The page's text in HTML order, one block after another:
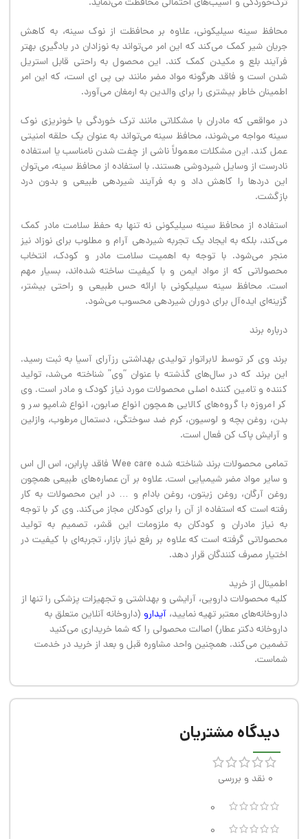
محافظ سینه سیلیکونی، علاوه بر محافظت از نوک سینه، به کاهش
جریان شیر کمک می‌کند که این امر می‌تواند به نوزادان در یادگیری بهتر
فرآیند بلع و مکیدن کمک کند. این محصول به راحتی قابل استریل
شدن است و فاقد هرگونه مواد مضر مانند بی پی ای است، که این امر
اطمینان خاطر بیشتری را برای والدین به ارمغان می‌آورد.
در مواقعی که مادران با مشکلاتی مانند ترک خوردگی یا خونریزی نوک
سینه مواجه می‌شوند، محافظ سینه می‌تواند به عنوان یک حلقه امنیتی
عمل کند. این مشکلات معمولاً ناشی از چفت شدن نامناسب یا استفاده
نادرست از وسایل شیردوشی هستند. با استفاده از محافظ سینه، می‌توان
این دردها را کاهش داد و به فرآیند شیردهی طبیعی و بدون درد
بازگشت.
استفاده از محافظ سینه سیلیکونی نه تنها به حفظ سلامت مادر کمک
می‌کند، بلکه به ایجاد یک تجربه شیردهی آرام و مطلوب برای نوزاد نیز
منجر می‌شود. با توجه به اهمیت سلامت مادر و کودک، انتخاب
محصولاتی که از مواد ایمن و با کیفیت ساخته شده‌اند، بسیار مهم
است. محافظ سینه سیلیکونی با ارائه حس طبیعی و راحتی بیشتر،
گزینه‌ای ایده‌آل برای دوران شیردهی محسوب می‌شود.
درباره برند
برند وی کر توسط لابراتوار تولیدی بهداشتی رزآرای آسیا به ثبت رسید.
این برند که در سال‌های گذشته با عنوان “وی” شناخته می‌شد، تولید
کننده و تامین کننده اصلی محصولات مورد نیاز کودک و مادر است. وی
کر امروزه با گروه‌های کالایی همچون انواع صابون، انواع شامپو سر و
بدن، روغن بچه و لوسیون، کرم ضد سوختگی، دستمال مرطوب، وازلین
و آرایش پاک کن فعال است.
تمامی محصولات برند شناخته شده Wee care فاقد پارابن، اس ال اس
و سایر مواد مضر شیمیایی است. علاوه بر آن عصاره‌های طبیعی همچون
روغن آرگان، روغن زیتون، روغن بادام و … در این محصولات به کار
رفته است که استفاده از آن را برای کودکان مجاز می‌کند. وی کر با توجه
به نیاز مادران و کودکان به ملزومات این قشر، تصمیم به تولید
محصولاتی گرفته است که علاوه بر رفع نیاز بازار، تجربه‌ای با کیفیت در
اختیار مصرف کنندگان قرار دهد.
اطمینال از خرید
کلیه محصولات دارویی، آرایشی و بهداشتی و تجهیزات پزشکی را تنها از
داروخانه‌های معتبر تهیه نمایید، آیدارو (داروخانه آنلاین متعلق به
داروخانه دکتر عطار) اصالت محصولی را که شما خریداری می‌کنید
تضمین می‌کند. همچنین واحد مشاوره قبل و بعد از خرید در خدمت
شماست.
دیدگاه مشتریان
0 نقد و بررسی
0
0